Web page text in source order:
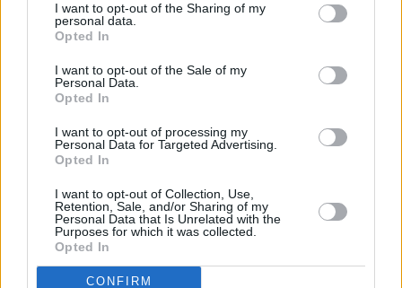
I want to opt-out of the Sharing of my
personal data.
Opted In
I want to opt-out of the Sale of my
Personal Data.
Opted In
I want to opt-out of processing my
Personal Data for Targeted Advertising.
Opted In
I want to opt-out of Collection, Use,
Retention, Sale, and/or Sharing of my
Personal Data that Is Unrelated with the
Purposes for which it was collected.
Opted In
CONFIRM
Πριν 5 ημέρες
Παραμονή Δεκαπενταύγουστου με μεγάλο